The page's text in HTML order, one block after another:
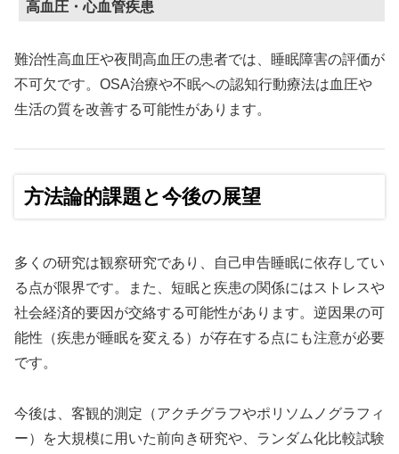
高血圧・心血管疾患
難治性高血圧や夜間高血圧の患者では、睡眠障害の評価が
不可欠です。OSA治療や不眠への認知行動療法は血圧や
生活の質を改善する可能性があります。
方法論的課題と今後の展望
多くの研究は観察研究であり、自己申告睡眠に依存してい
る点が限界です。また、短眠と疾患の関係にはストレスや
社会経済的要因が交絡する可能性があります。逆因果の可
能性（疾患が睡眠を変える）が存在する点にも注意が必要
です。
今後は、客観的測定（アクチグラフやポリソムノグラフィ
ー）を大規模に用いた前向き研究や、ランダム化比較試験